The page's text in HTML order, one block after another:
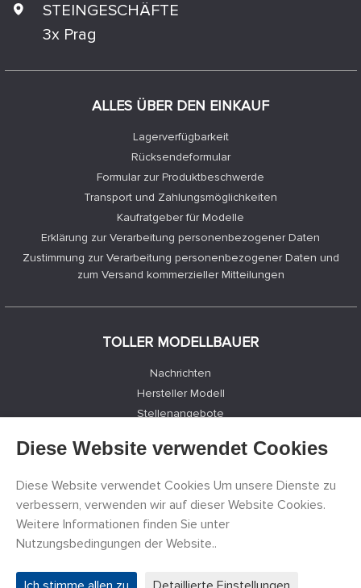
ALLES ÜBER DEN EINKAUF
Lagerverfügbarkeit
Rücksendeformular
Formular zur Produktbeschwerde
Transport und Zahlungsmöglichkeiten
Kaufratgeber für Modelle
Erklärung zur Verarbeitung personenbezogener Daten
Zustimmung zur Verarbeitung personenbezogener Daten und
zum Versand kommerzieller Mitteilungen
TOLLER MODELLBAUER
Nachrichten
Hersteller Modell
Stellenangebote
Registrierung
Cookies Einstellungen
STEINGESCHÄFTE
3x Prag
©PECKA MODELÁŘ s.r.o.
Diese Website verwendet Cookies
Diese Website verwendet Cookies Um unsere Dienste zu
verbessern, verwenden wir auf dieser Website Cookies.
Weitere Informationen finden Sie unter
Nutzungsbedingungen der Website..